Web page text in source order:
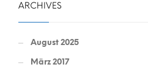
ARCHIVES
August 2025
März 2017